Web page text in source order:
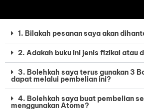
1. Bilakah pesanan saya akan
2. Adakah buku ini jenis fizikal atau
3. Bolehkah saya terus gunakan 3
dapat melalui pembelian ini?
4. Bolehkah saya buat pembelian
menggunakan Atome?